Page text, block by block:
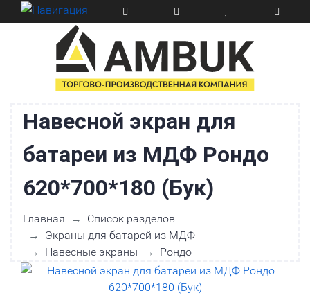
Навесной экран для
батареи из МДФ Рондо
620*700*180 (Бук)
Главная
Список разделов
Экраны для батарей из МДФ
Навесные экраны
Рондо